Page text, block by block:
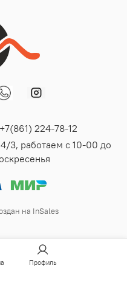
+7(861) 224-78-12
3, работаем с 10-00 до
на InSales
Профиль